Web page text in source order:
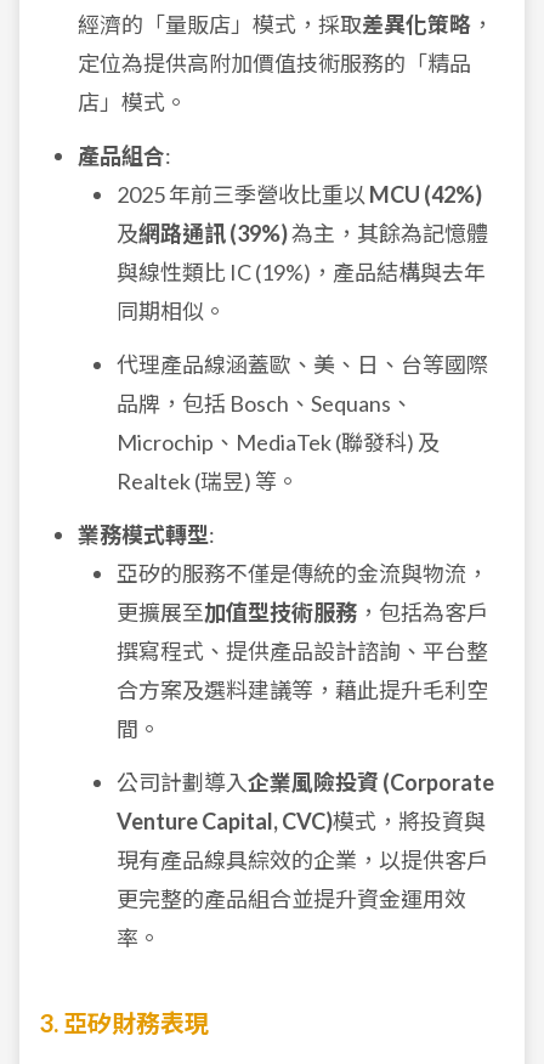
經濟的「量販店」模式，採取差異化策略 ，
定位為提供高附加價值技術服務的「精品
店」模式。
產品組合:
2025 年前三季營收比重以 MCU (42%)
及網路通訊 (39%)為主，其餘為記憶體
與線性類比 IC (19%)，產品結構與去年
同期相似。
代理產品線涵蓋歐、美、日、台等國際
品牌，包括 Bosch、Sequans、
Microchip、MediaTek (聯發科) 及
Realtek (瑞昱) 等。
業務模式轉型:
亞矽的服務不僅是傳統的金流與物流，
更擴展至加值型技術服務 ，包括為客戶
撰寫程式、提供產品設計諮詢、平台整
合方案及選料建議等，藉此提升毛利空
間。
公司計劃導入企業風險投資 (Corporate
Venture Capital, CVC)模式，將投資與
現有產品線具綜效的企業，以提供客戶
更完整的產品組合並提升資金運用效
率。
3. 亞矽財務表現